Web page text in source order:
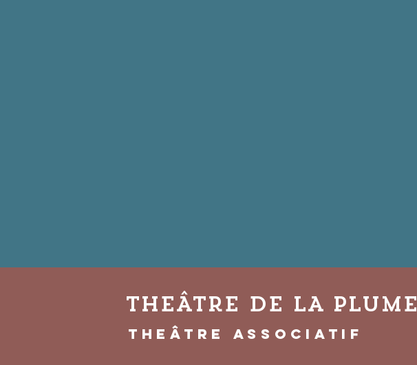
THEÂTRE DE LA PLUME
THEÂTRE associatif